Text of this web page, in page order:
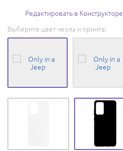
Редактировать в Конструкторе
Выберите цвет чехла и принта: